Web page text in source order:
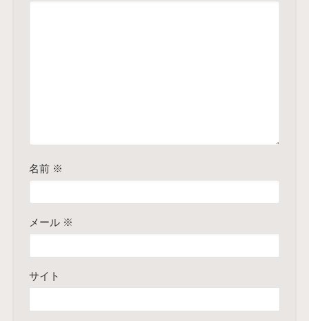
名前 ※
メール ※
サイト